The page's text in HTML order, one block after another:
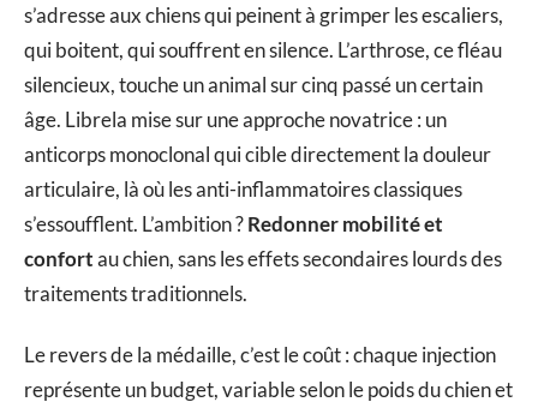
s’adresse aux chiens qui peinent à grimper les escaliers,
qui boitent, qui souffrent en silence. L’arthrose, ce fléau
silencieux, touche un animal sur cinq passé un certain
âge. Librela mise sur une approche novatrice : un
anticorps monoclonal qui cible directement la douleur
articulaire, là où les anti-inflammatoires classiques
s’essoufflent. L’ambition ?Redonner mobilité et
confortau chien, sans les effets secondaires lourds des
traitements traditionnels.
Le revers de la médaille, c’est le coût : chaque injection
représente un budget, variable selon le poids du chien et